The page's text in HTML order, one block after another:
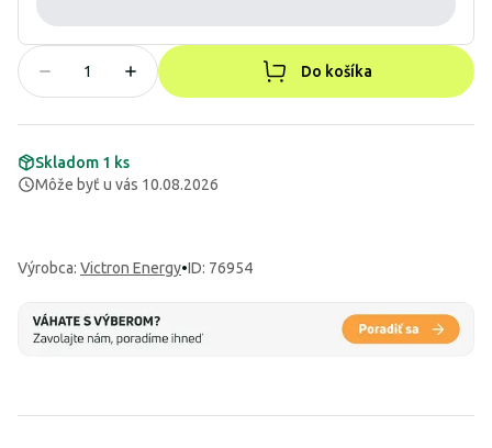
Do košíka
Skladom 1 ks
Môže byť u vás 10.08.2026
Výrobca: Victron Energy•ID: 76954